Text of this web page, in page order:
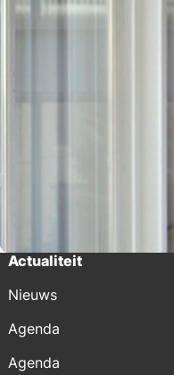
Actualiteit
Nieuws
Agenda
Agenda